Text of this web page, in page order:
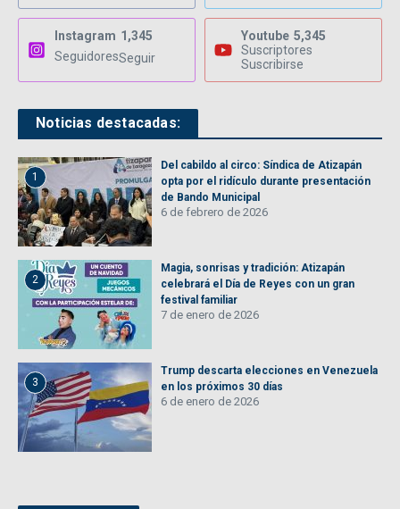
Instagram 1,345
SeguidoresSeguir
Youtube 5,345
Suscriptores
Suscribirse
Noticias destacadas:
1
Del cabildo al circo: Síndica de Atizapán
opta por el ridículo durante presentación
de Bando Municipal
6 de febrero de 2026
2
Magia, sonrisas y tradición: Atizapán
celebrará el Día de Reyes con un gran
festival familiar
7 de enero de 2026
3
Trump descarta elecciones en Venezuela
en los próximos 30 días
6 de enero de 2026